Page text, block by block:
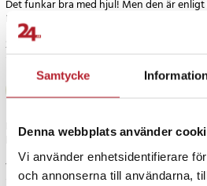
Samtycke
Denna webbplats använder
Vi använder enhetsidentifierare
och annonserna till användarna,
Det funkar bra med hjul! Men den är
Kunde varit i ett något mindre volym och
2 år sedan
Rickard R
En fungerande bag på hjul. Men alldeles
hockeybag
1 år sedan